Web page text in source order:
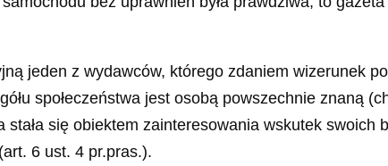
jeden z wydawców, którego zdaniem wizerunek
społeczeństwa jest osobą powszechnie znaną
się obiektem zainteresowania wskutek swoich
6 ust. 4 pr.pras.).